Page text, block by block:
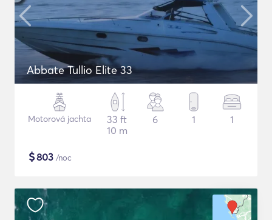
Abbate Tullio Elite 33
Motorová jachta
33 ft
10 m
6 1 1
$803 /noc